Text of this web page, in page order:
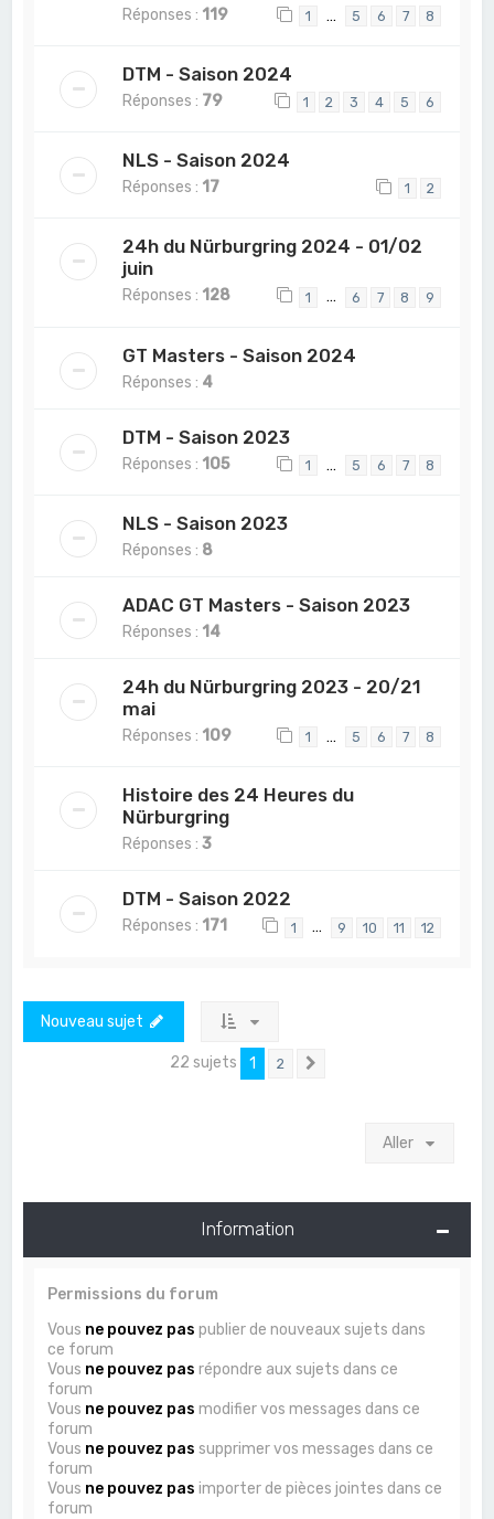
Réponses : 119 1 … 5 6 7 8
DTM - Saison 2024
Réponses : 79 1 2 3 4 5 6
NLS - Saison 2024
Réponses : 17 1 2
24h du Nürburgring 2024 - 01/02
juin
Réponses : 128 1 … 6 7 8 9
GT Masters - Saison 2024
Réponses : 4
DTM - Saison 2023
Réponses : 105 1 … 5 6 7 8
NLS - Saison 2023
Réponses : 8
ADAC GT Masters - Saison 2023
Réponses : 14
24h du Nürburgring 2023 - 20/21
mai
Réponses : 109 1 … 5 6 7 8
Histoire des 24 Heures du
Nürburgring
Réponses :3
DTM - Saison 2022
Réponses : 171 1 … 9 10 11 12
Nouveau sujet
22 sujets 1 2
Aller
Information
Permissions du forum
Vous ne pouvez pas publier de nouveaux sujets dans
ce forum
Vous ne pouvez pas répondre aux sujets dans ce
forum
Vous ne pouvez pas modifier vos messages dans ce
forum
Vous ne pouvez pas supprimer vos messages dans ce
forum
Vous ne pouvez pas importer de pièces jointes dans ce
forum